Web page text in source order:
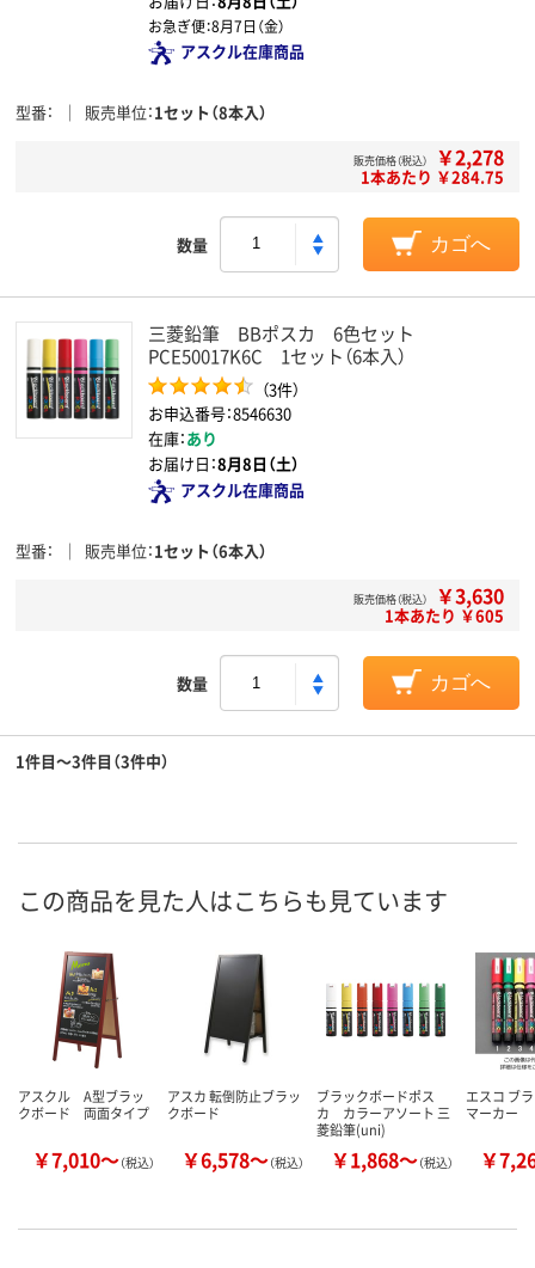
お急ぎ便：8月7日（金）
アスクル在庫商品
型番 販売単位 1セット（8本入）
販売価格（税込） ￥2,278
1本あたり ￥284.75
数量 カゴへ
三菱鉛筆 BBポスカ 6色セット
PCE50017K6C 1セット（6本入）
（3件）
お申込番号：8546630
在庫：あり
お届け日：8月8日（土）
アスクル在庫商品
型番 販売単位 1セット（6本入）
販売価格（税込） ￥3,630
1本あたり ￥605
数量 カゴへ
1件目～3件目（3件中）
この商品を見た人はこちらも見ています
アスクル A型ブラッ
クボード 両面タイプ
￥7,010～（税込）
アスカ 転倒防止ブラッ
クボード
￥6,578～（税込）
ブラックボードポス
カ カラーアソート 三
菱鉛筆(uni)
￥1,868～（税込）
エスコ ブ
マーカー
￥